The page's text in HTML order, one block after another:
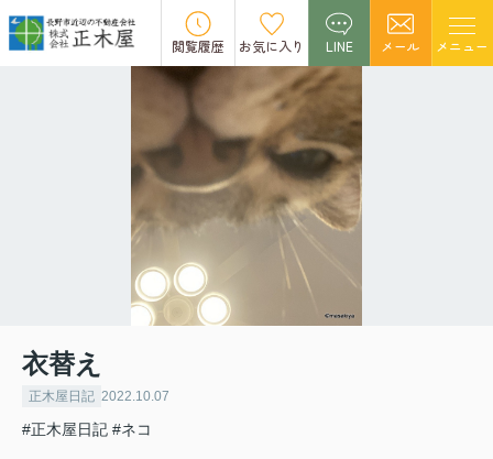
閲覧履歴 お気に入り LINE メール メニュー
衣替え
正木屋日記 2022.10.07
#正木屋日記 #ネコ